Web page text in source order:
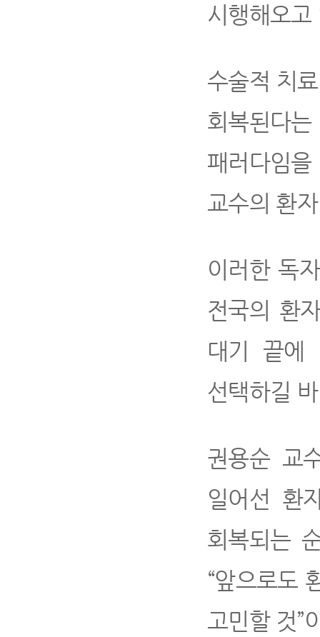
시행해오고
수술적 치
회복된다
패러다임
교수의 환
이러한 독
전국의 환
대기 끝에
선택하길
권용순 교
일어선 환
회복되는
“앞으로도
고민할 것”